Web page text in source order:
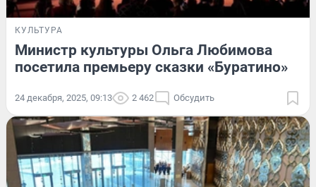
КУЛЬТУРА
Министр культуры Ольга Любимова
посетила премьеру сказки «Буратино»
24 декабря, 2025, 09:13 2 462 Обсудить